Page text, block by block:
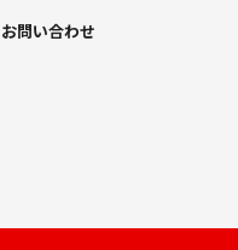
お問い合わせ